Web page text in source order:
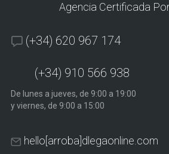
Agencia Certificada
(+34) 620 967 174
(+34) 910 566 938
De lunes a jueves, de 9:00 a 19:00
y viernes, de 9:00 a 15:00
hello[arroba]dlegaonline.com